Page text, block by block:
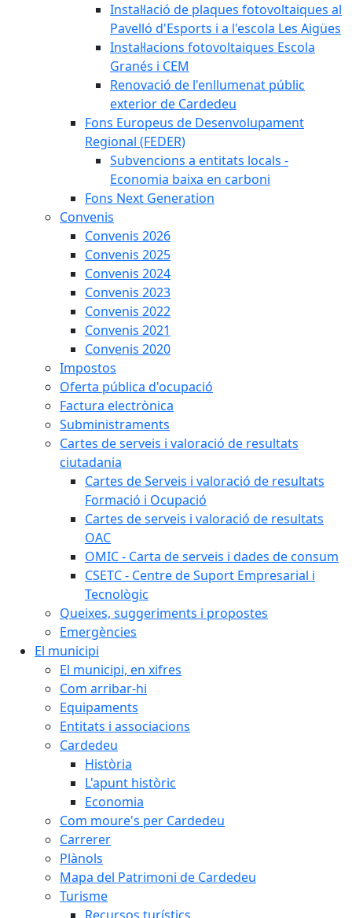
Instal·lació de plaques fotovoltaiques al
Pavelló d'Esports i a l'escola Les Aigües
Instal·lacions fotovoltaiques Escola
Granés i CEM
Renovació de l'enllumenat públic
exterior de Cardedeu
Fons Europeus de Desenvolupament
Regional (FEDER)
Subvencions a entitats locals -
Economia baixa en carboni
Fons Next Generation
Convenis
Convenis 2026
Convenis 2025
Convenis 2024
Convenis 2023
Convenis 2022
Convenis 2021
Convenis 2020
Impostos
Oferta pública d'ocupació
Factura electrònica
Subministraments
Cartes de serveis i valoració de resultats
ciutadania
Cartes de Serveis i valoració de resultats
Formació i Ocupació
Cartes de serveis i valoració de resultats
OAC
OMIC - Carta de serveis i dades de consum
CSETC - Centre de Suport Empresarial i
Tecnològic
Queixes, suggeriments i propostes
Emergències
El municipi
El municipi, en xifres
Com arribar-hi
Equipaments
Entitats i associacions
Cardedeu
Història
L'apunt històric
Economia
Com moure's per Cardedeu
Carrerer
Plànols
Mapa del Patrimoni de Cardedeu
Turisme